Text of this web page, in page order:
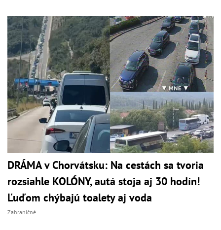
DRÁMA v Chorvátsku: Na cestách sa tvoria
rozsiahle KOLÓNY, autá stoja aj 30 hodín!
Ľuďom chýbajú toalety aj voda
Zahraničné